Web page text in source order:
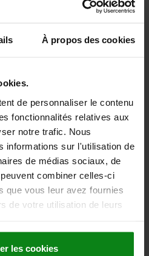
À propos des cookies
de personnaliser le contenu
fonctionnalités relatives aux
notre trafic. Nous
informations sur l'utilisation de
de médias sociaux, de
combiner celles-ci
que vous leur avez fournies
de votre utilisation de leurs
les cookies
SIZE:80, FORM:D ZINC, D=79
DETAILS